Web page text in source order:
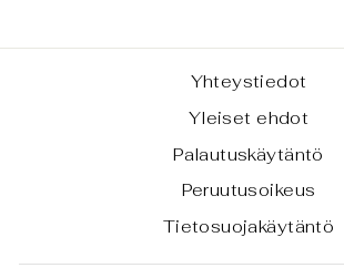
Yhteystiedot
Yleiset ehdot
Palautuskäytäntö
Peruutusoikeus
Tietosuojakäytäntö